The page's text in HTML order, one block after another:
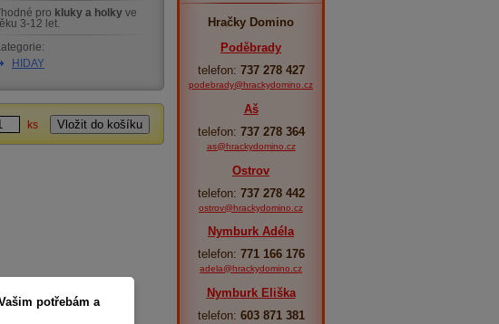
pro kluky a holky ve
3-12 let.
HIDAY
ks
Hračky Domino
Poděbrady
telefon: 737 278 427
podebrady@hrackydomino.cz
Aš
telefon: 737 278 364
as@hrackydomino.cz
Ostrov
telefon: 737 278 442
ostrov@hrackydomino.cz
Nymburk Adéla
telefon: 771 166 176
adela@hrackydomino.cz
Nymburk Eliška
telefon: 603 871 381
potřebám a